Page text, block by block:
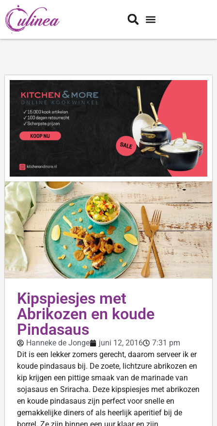
Kipspiesjes met
Abrikozen en koude
Pindasaus
Hanneke de Jonge juni 12, 2016
7:31 pm
Dit is een lekker zomers gerecht, daarom serveer ik er
koude pindasaus bij. De zoete, lichtzure abrikozen en
kip krijgen een pittige smaak van de marinade van
sojasaus en Sriracha. Deze kipspiesjes met abrikozen
en koude pindasaus zijn perfect voor snelle en
gemakkelijke diners of als heerlijk aperitief bij de